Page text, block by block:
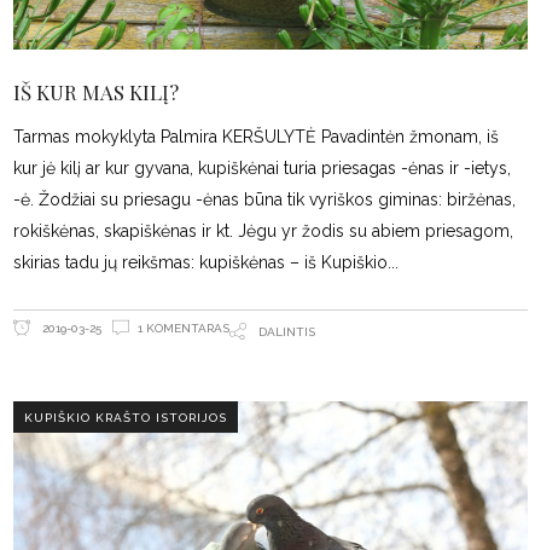
IŠ KUR MAS KILĮ?
Tarmas mokyklyta Palmira KERŠULYTĖ Pavadintėn žmonam, iš
kur jė kilį ar kur gyvana, kupiškėnai turia priesagas -ėnas ir -ietys,
-ė. Žodžiai su priesagu -ėnas būna tik vyriškos giminas: biržėnas,
rokiškėnas, skapiškėnas ir kt. Jėgu yr žodis su abiem priesagom,
skirias tadu jų reikšmas: kupiškėnas – iš Kupiškio
2019-03-25 1 KOMENTARAS DALINTIS
KUPIŠKIO KRAŠTO ISTORIJOS